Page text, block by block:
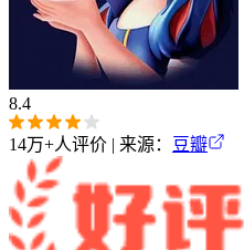
8.4
14万+人评价 | 来源： 豆瓣